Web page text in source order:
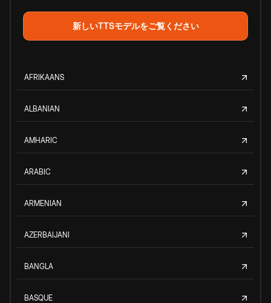
新しいTTSモデルをご覧ください
AFRIKAANS
ALBANIAN
AMHARIC
ARABIC
ARMENIAN
AZERBAIJANI
BANGLA
BASQUE